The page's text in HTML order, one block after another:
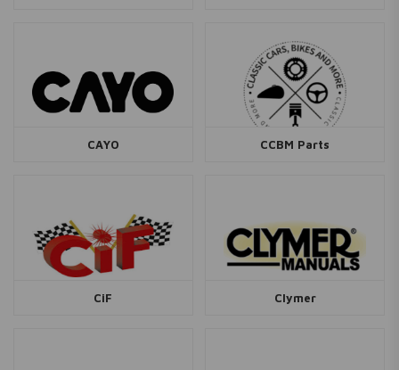
CAYO CCBM Parts
CiF Clymer